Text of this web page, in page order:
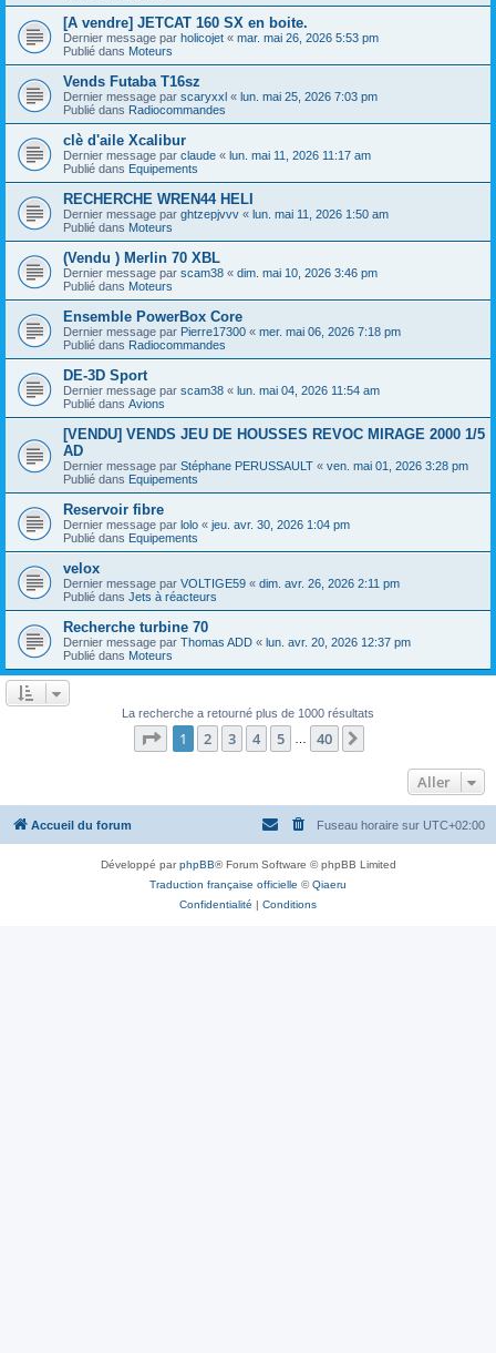
[A vendre] JETCAT 160 SX en boite.
Dernier message par holicojet « mar. mai 26, 2026 5:53 pm
Publié dans Moteurs
Vends Futaba T16sz
Dernier message par scaryxxl « lun. mai 25, 2026 7:03 pm
Publié dans Radiocommandes
clè d'aile Xcalibur
Dernier message par claude « lun. mai 11, 2026 11:17 am
Publié dans Equipements
RECHERCHE WREN44 HELI
Dernier message par ghtzepjvvv « lun. mai 11, 2026 1:50 am
Publié dans Moteurs
(Vendu ) Merlin 70 XBL
Dernier message par scam38 « dim. mai 10, 2026 3:46 pm
Publié dans Moteurs
Ensemble PowerBox Core
Dernier message par Pierre17300 « mer. mai 06, 2026 7:18 pm
Publié dans Radiocommandes
DE-3D Sport
Dernier message par scam38 « lun. mai 04, 2026 11:54 am
Publié dans Avions
[VENDU] VENDS JEU DE HOUSSES REVOC MIRAGE 2000 1/5
AD
Dernier message par Stéphane PERUSSAULT « ven. mai 01, 2026 3:28 pm
Publié dans Equipements
Reservoir fibre
Dernier message par lolo « jeu. avr. 30, 2026 1:04 pm
Publié dans Equipements
velox
Dernier message par VOLTIGE59 « dim. avr. 26, 2026 2:11 pm
Publié dans Jets à réacteurs
Recherche turbine 70
Dernier message par Thomas ADD « lun. avr. 20, 2026 12:37 pm
Publié dans Moteurs
La recherche a retourné plus de 1000 résultats
Page 1sur40
1 2 3 4 5 40
Aller
Accueil du forum Fuseau horaire sur UTC+02:00
Développé parphpBB® Forum Software © phpBB Limited
Traduction française officielle ©Qiaeru
Confidentialité | Conditions